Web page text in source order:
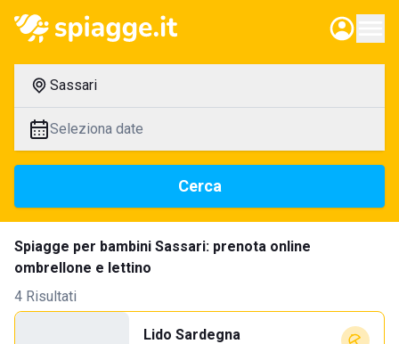
Sassari
Seleziona date
Cerca
Spiagge per bambini Sassari: prenota online
ombrellone e lettino
4 Risultati
Lido Sardegna